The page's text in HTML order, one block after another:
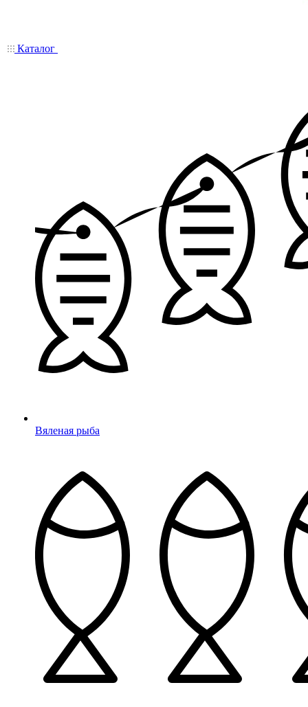
Каталог
Вяленая рыба